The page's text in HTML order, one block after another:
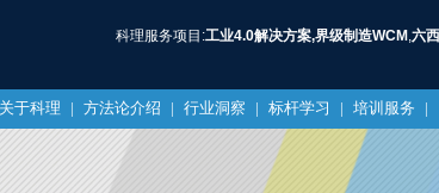
科理服务项目:工业4.0解决方案,界级制造WCM ,六
关于科理 | 方法论介绍 | 行业洞察 | 标杆学习 | 培训服务 |